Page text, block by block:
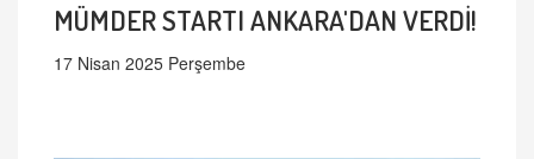
MÜMDER STARTI ANKARA'DAN VERDİ!
17 Nisan 2025 Perşembe